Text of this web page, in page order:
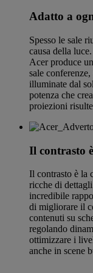
Adatto a
Spesso le sale
causa della
Acer produce
sale
illuminate dal
potenza che
proiezioni
Il contrasto
Il contrasto è la
ricche di
incredibile
di migliorare il
contenuti su
regolando
ottimizzare i
anche in scene